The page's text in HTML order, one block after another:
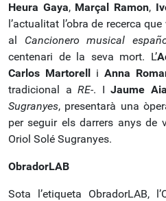
Heura Gaya, Marçal Ramon,
l’actualitat l’obra de recerca
al Cancionero musical españ
centenari de la seva mort. L’
Carlos Martorell i Anna
tradicional a RE-. I Jaume
Sugranyes, presentarà una
per seguir els darrers anys de
Oriol Solé Sugranyes.
ObradorLAB
Sota l’etiqueta ObradorLAB,